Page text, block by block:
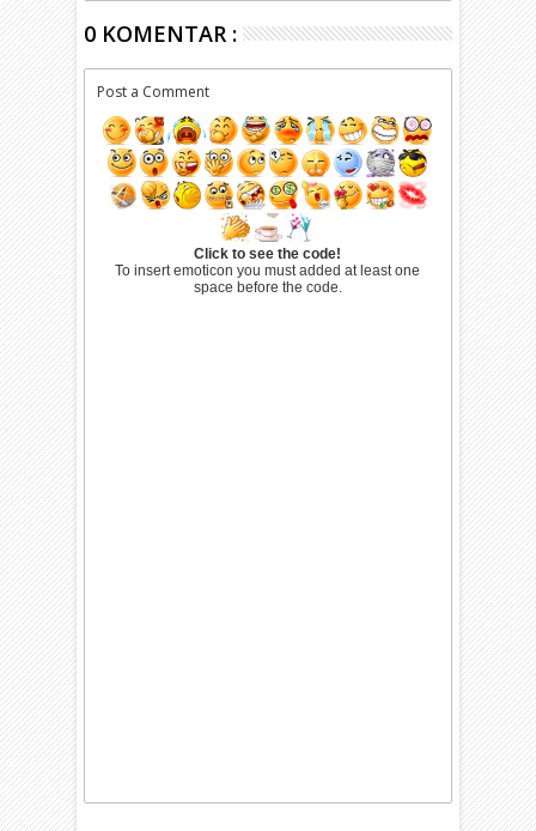
0 KOMENTAR :
Post a Comment
Click to see the code!
To insert emoticon you must added at least one
space before the code.